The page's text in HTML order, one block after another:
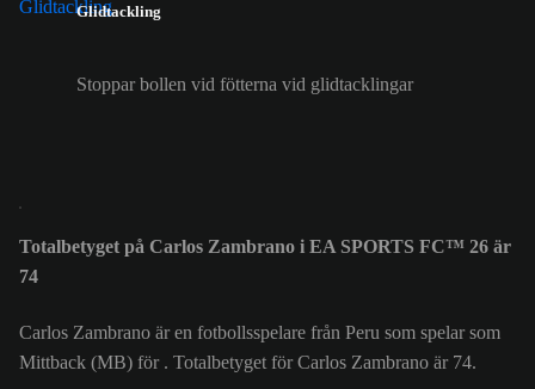
Glidtackling
Stoppar bollen vid fötterna vid glidtacklingar
Totalbetyget på Carlos Zambrano i EA SPORTS FC™ 26 är
74
Carlos Zambrano är en fotbollsspelare från Peru som spelar som
Mittback (MB) för . Totalbetyget för Carlos Zambrano är 74.